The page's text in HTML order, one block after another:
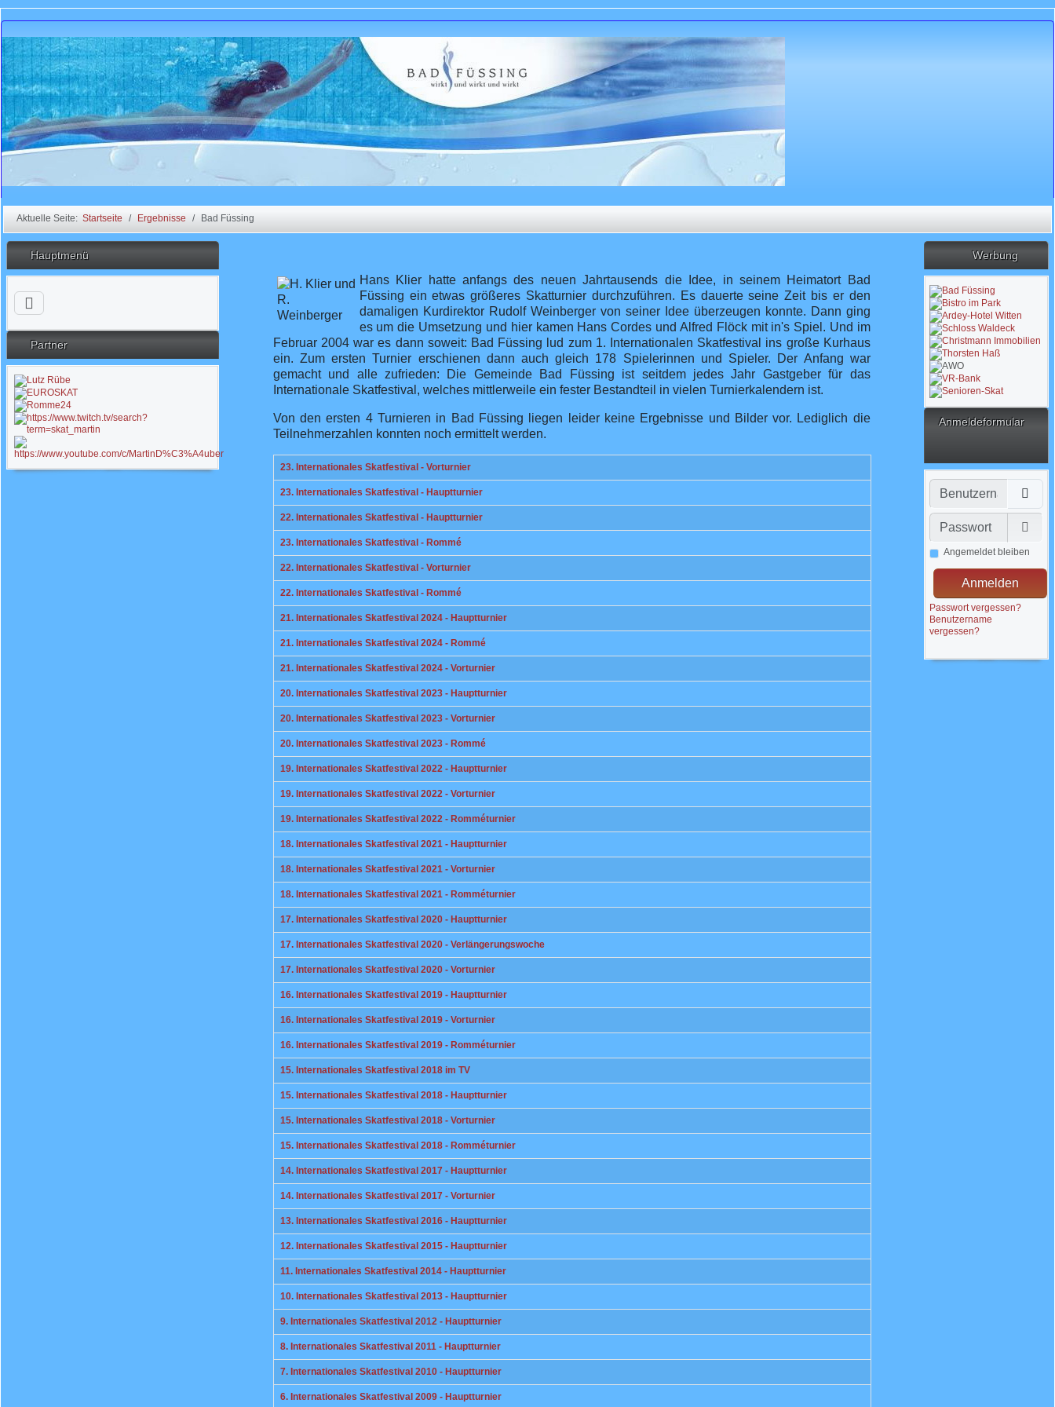
Aktuelle Seite: Startseite Ergebnisse Bad Füssing
Hauptmenü
Partner
Werbung
Anmeldeformular
Benutzername
Passwort
Angemeldet bleiben
Anmelden
Passwort vergessen?
Benutzername
vergessen?
Hans Klier hatte anfangs des neuen Jahrtausends die Idee, in seinem Heimatort Bad
Füssing ein etwas größeres Skatturnier durchzuführen. Es dauerte seine Zeit bis er den
damaligen Kurdirektor Rudolf Weinberger von seiner Idee überzeugen konnte. Dann ging
es um die Umsetzung und hier kamen Hans Cordes und Alfred Flöck mit in's Spiel. Und im
Februar 2004 war es dann soweit: Bad Füssing lud zum 1. Internationalen Skatfestival ins große Kurhaus
ein. Zum ersten Turnier erschienen dann auch gleich 178 Spielerinnen und Spieler. Der Anfang war
gemacht und alle zufrieden: Die Gemeinde Bad Füssing ist seitdem jedes Jahr Gastgeber für das
Internationale Skatfestival, welches mittlerweile ein fester Bestandteil in vielen Turnierkalendern ist.
Von den ersten 4 Turnieren in Bad Füssing liegen leider keine Ergebnisse und Bilder vor. Lediglich die
Teilnehmerzahlen konnten noch ermittelt werden.
Titel
23. Internationales Skatfestival - Vorturnier
23. Internationales Skatfestival - Hauptturnier
22. Internationales Skatfestival - Hauptturnier
23. Internationales Skatfestival - Rommé
22. Internationales Skatfestival - Vorturnier
22. Internationales Skatfestival - Rommé
21. Internationales Skatfestival 2024 - Hauptturnier
21. Internationales Skatfestival 2024 - Rommé
21. Internationales Skatfestival 2024 - Vorturnier
20. Internationales Skatfestival 2023 - Hauptturnier
20. Internationales Skatfestival 2023 - Vorturnier
20. Internationales Skatfestival 2023 - Rommé
19. Internationales Skatfestival 2022 - Hauptturnier
19. Internationales Skatfestival 2022 - Vorturnier
19. Internationales Skatfestival 2022 - Romméturnier
18. Internationales Skatfestival 2021 - Hauptturnier
18. Internationales Skatfestival 2021 - Vorturnier
18. Internationales Skatfestival 2021 - Romméturnier
17. Internationales Skatfestival 2020 - Hauptturnier
17. Internationales Skatfestival 2020 - Verlängerungswoche
17. Internationales Skatfestival 2020 - Vorturnier
16. Internationales Skatfestival 2019 - Hauptturnier
16. Internationales Skatfestival 2019 - Vorturnier
16. Internationales Skatfestival 2019 - Romméturnier
15. Internationales Skatfestival 2018 im TV
15. Internationales Skatfestival 2018 - Hauptturnier
15. Internationales Skatfestival 2018 - Vorturnier
15. Internationales Skatfestival 2018 - Romméturnier
14. Internationales Skatfestival 2017 - Hauptturnier
14. Internationales Skatfestival 2017 - Vorturnier
13. Internationales Skatfestival 2016 - Hauptturnier
12. Internationales Skatfestival 2015 - Hauptturnier
11. Internationales Skatfestival 2014 - Hauptturnier
10. Internationales Skatfestival 2013 - Hauptturnier
9. Internationales Skatfestival 2012 - Hauptturnier
8. Internationales Skatfestival 2011 - Hauptturnier
7. Internationales Skatfestival 2010 - Hauptturnier
6. Internationales Skatfestival 2009 - Hauptturnier